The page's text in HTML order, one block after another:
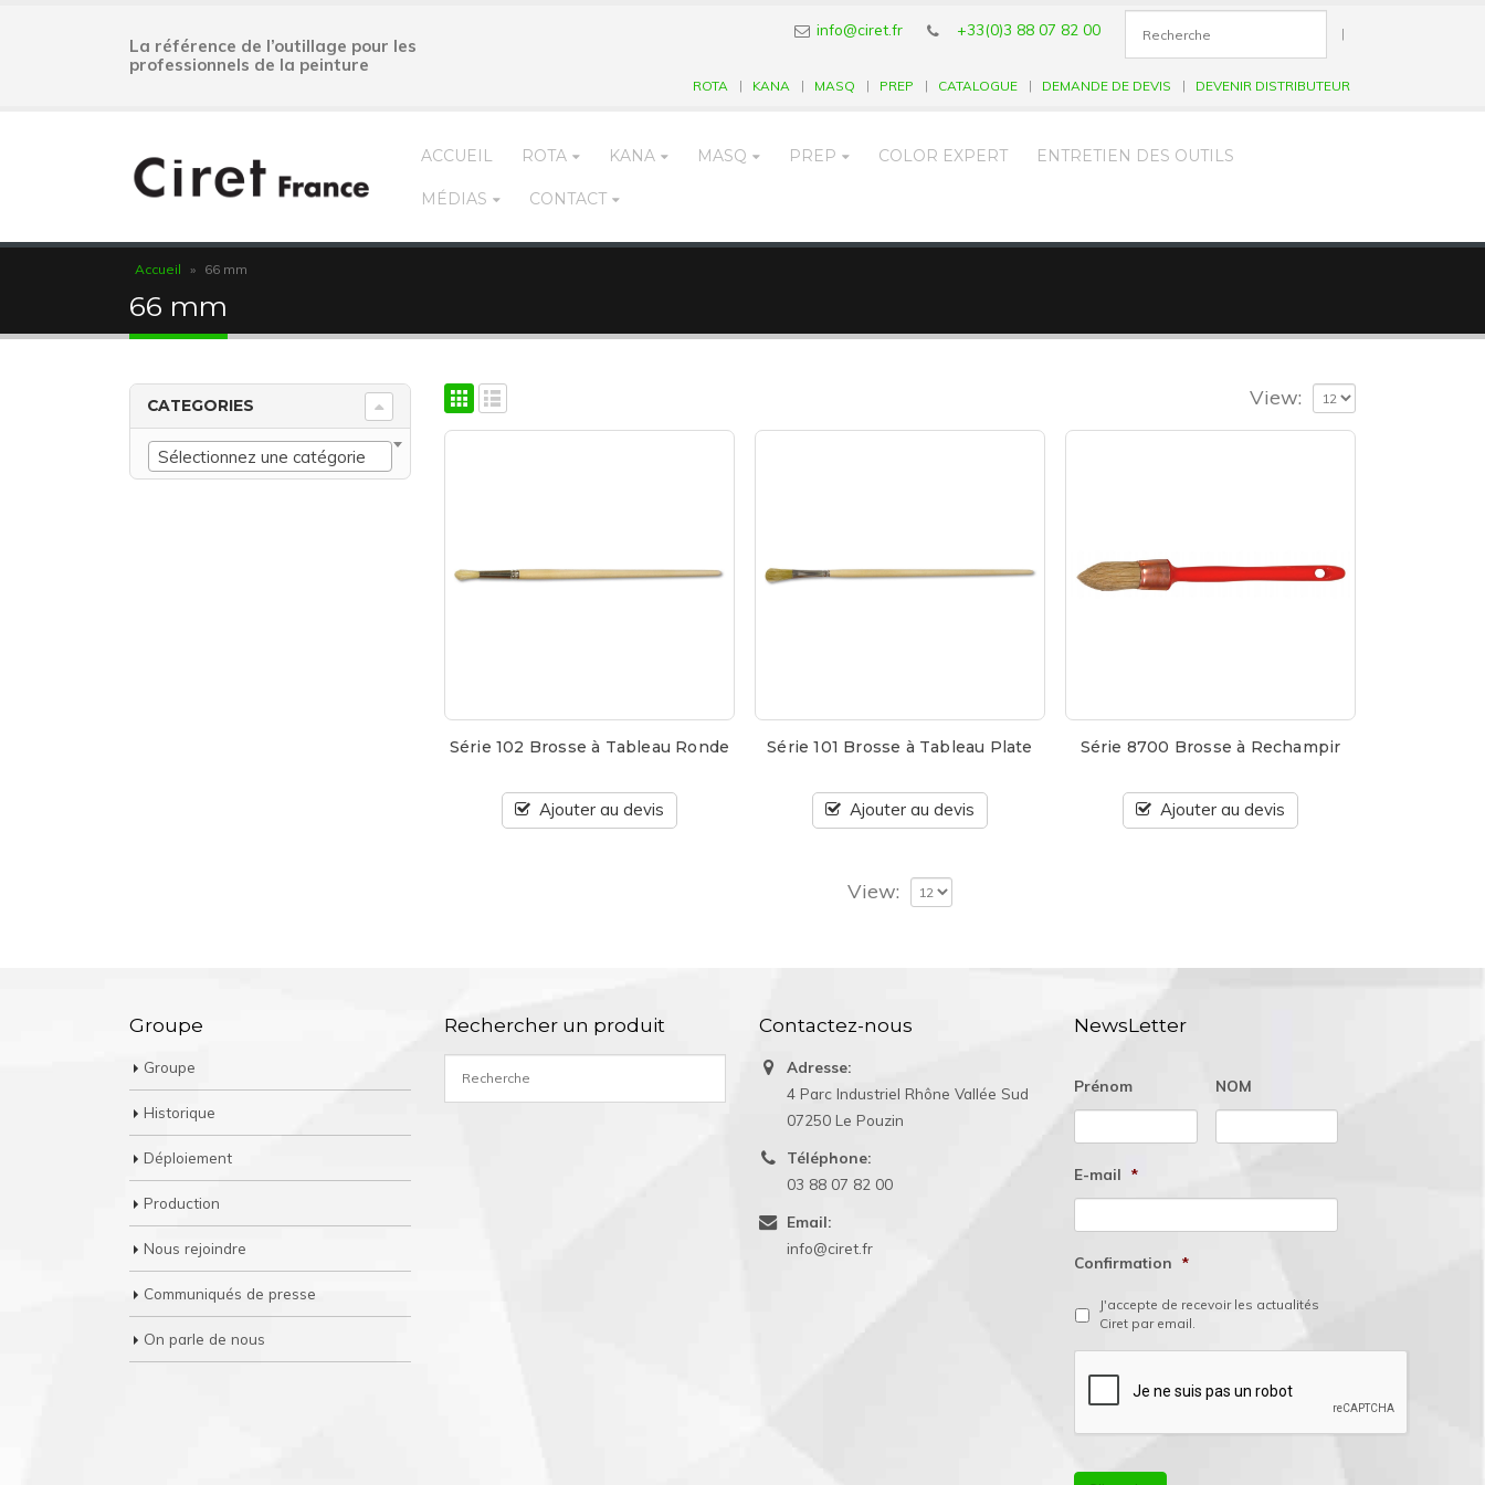
La référence de l’outillage pour les
professionnels de la peinture
info@ciret.fr +33(0)3 88 07 82 00 |
ROTA KANA MASQ PREP CATALOGUE DEMANDE DE DEVIS DEVENIR DISTRIBUTEUR
ACCUEIL ROTA KANA MASQ PREP COLOR EXPERT ENTRETIEN DES OUTILS
MÉDIAS CONTACT
Accueil » 66 mm
66 mm
View:
Série 102 Brosse à Tableau Ronde
Ajouter au devis
Série 101 Brosse à Tableau Plate
Ajouter au devis
Série 8700 Brosse à Rechampir
Ajouter au devis
View:
CATEGORIES
Sélectionnez une catégorie
Groupe
Groupe
Historique
Déploiement
Production
Nous rejoindre
Communiqués de presse
On parle de nous
Rechercher un produit Contactez-nous
Adresse:
4 Parc Industriel Rhône Vallée Sud
07250 Le Pouzin
Téléphone:
03 88 07 82 00
Email:
info@ciret.fr
NewsLetter
Prénom NOM
E-mail *
Confirmation *
J'accepte de recevoir les actualités
Ciret par email.